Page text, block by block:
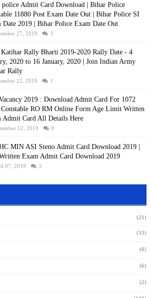
police Admit Card Download | Bihar Police
11880 Post Exam Date Out | Bihar Police SI
Date 2019 | Bihar Police Exam Date Out
27, 2019 3
Rally Bharti 2019-2020 Rally Date - 4
2020 to 16 January, 2020 | Join Indian Army
Rally
22, 2019 1
2019 : Download Admit Card For 1072
Constable RO RM Online Form Age Limit Written
Admit Card All Details Here
12, 2019 0
MIN ASI Steno Admit Card Download 2019 |
Exam Admit Card Download 2019
07, 2019 2
(21)
(33)
(6)
(6)
(2)